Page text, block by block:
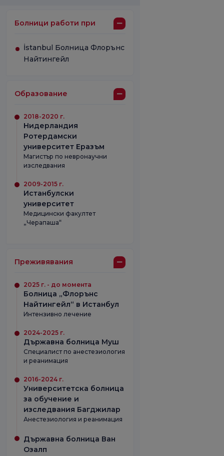
Болници работи при
İstanbul Болница Флорънс
Найтингейл
Образование
2018-2020 г.
Нидерландия
Ротердамски
университет Еразъм
Магистър по невронаучни
изследвания
2009-2015 г.
Истанбулски
университет
Медицински факултет
„Черапаша“
Преживявания
2025 г. - до момента
Болница „Флорънс
Найтингейл“ в Истанбул
Интензивно лечение
2024-2025 г.
Държавна болница Муш
Специалист по анестезиология
и реанимация
2016-2024 г.
Университетска болница
за обучение и
изследвания Багджилар
Анестезиология и реанимация
Държавна болница Ван
Озалп